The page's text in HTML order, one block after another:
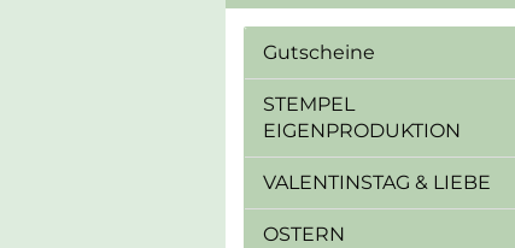
Gutscheine
STEMPEL
EIGENPRODUKTION
VALENTINSTAG & LIEBE
OSTERN